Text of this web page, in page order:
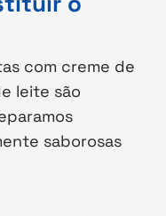
com creme de
leite são
saborosas